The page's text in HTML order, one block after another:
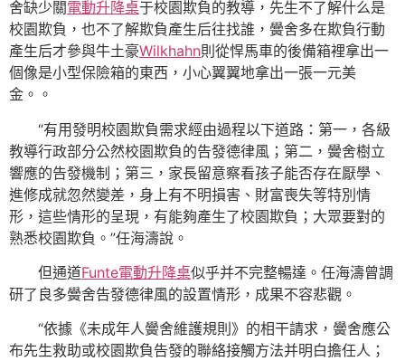
舍缺少關電動升降桌于校園欺負的教導，先生不了解什么是
校園欺負，也不了解欺負產生后往找誰，黌舍多在欺負行動
產生后才參與牛土豪Wilkhahn則從悍馬車的後備箱裡拿出一
個像是小型保險箱的東西，小心翼翼地拿出一張一元美
金。。
“有用發明校園欺負需求經由過程以下道路：第一，各級
教導行政部分公然校園欺負的告發德律風；第二，黌舍樹立
響應的告發機制；第三，家長留意察看孩子能否存在厭學、
進修成就忽然變差，身上有不明損害、財富喪失等特別情
形，這些情形的呈現，有能夠產生了校園欺負；大眾要對的
熟悉校園欺負。”任海濤說。
但通道Funte電動升降桌似乎并不完整暢達。任海濤曾調
研了良多黌舍告發德律風的設置情形，成果不容悲觀。
“依據《未成年人黌舍維護規則》的相干請求，黌舍應公
布先生救助或校園欺負告發的聯絡接觸方法并明白擔任人；